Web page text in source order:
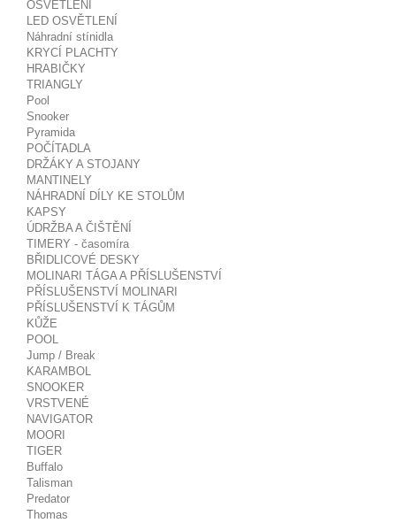
OSVĚTLENÍ
LED OSVĚTLENÍ
Náhradní stínidla
KRYCÍ PLACHTY
HRABIČKY
TRIANGLY
Pool
Snooker
Pyramida
POČÍTADLA
DRŽÁKY A STOJANY
MANTINELY
NÁHRADNÍ DÍLY KE STOLŮM
KAPSY
ÚDRŽBA A ČIŠTĚNÍ
TIMERY - časomíra
BŘIDLICOVÉ DESKY
MOLINARI TÁGA A PŘÍSLUŠENSTVÍ
PŘÍSLUŠENSTVÍ MOLINARI
PŘÍSLUŠENSTVÍ K TÁGŮM
KŮŽE
POOL
Jump / Break
KARAMBOL
SNOOKER
VRSTVENÉ
NAVIGATOR
MOORI
TIGER
Buffalo
Talisman
Predator
Thomas